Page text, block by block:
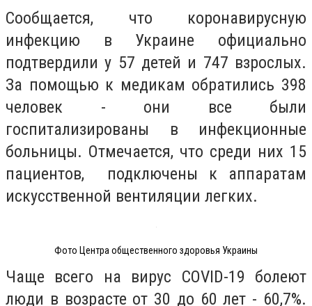
Сообщается, что коронавирусную
инфекцию в Украине официально
подтвердили у 57 детей и 747 взрослых.
За помощью к медикам обратились 398
человек - они все были
госпитализированы в инфекционные
больницы. Отмечается, что среди них 15
пациентов, подключены к аппаратам
искусственной вентиляции легких.
Фото Центра общественного здоровья Украины
Чаще всего на вирус COVID-19 болеют
люди в возрасте от 30 до 60 лет - 60,7%.